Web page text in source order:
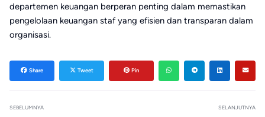
departemen keuangan berperan penting dalam memastikan
pengelolaan keuangan staf yang efisien dan transparan dalam
organisasi.
Share Tweet Pin
SEBELUMNYA SELANJUTNYA